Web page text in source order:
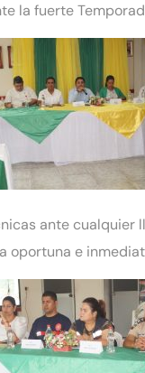
la fuerte
ante
e